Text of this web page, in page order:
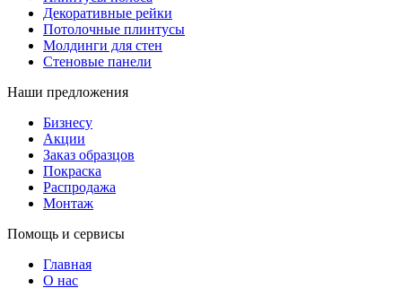
Декоративные рейки
Потолочные плинтусы
Молдинги для стен
Стеновые панели
Наши предложения
Бизнесу
Акции
Заказ образцов
Покраска
Распродажа
Монтаж
Помощь и сервисы
Главная
О нас